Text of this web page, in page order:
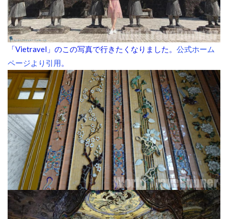
「Vietravel」のこの写真で行きたくなりました。 公式ホーム
ページより引用。